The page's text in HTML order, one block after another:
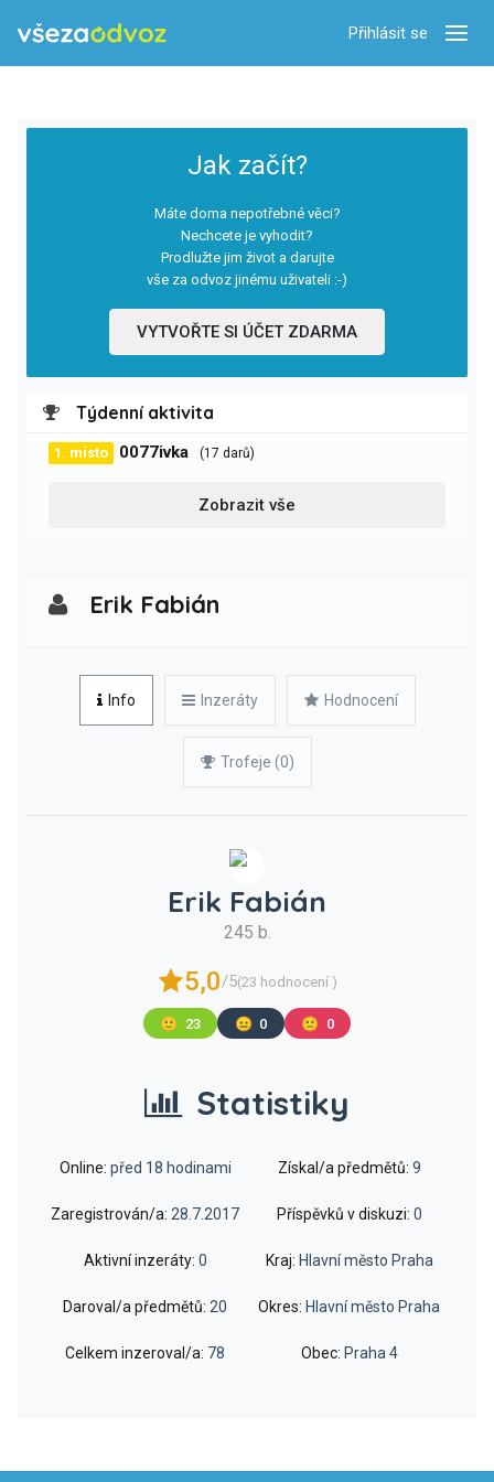
Přihlásit se
Jak začít?
Máte doma nepotřebné věci?
Nechcete je vyhodit?
Prodlužte jim život a darujte
vše za odvoz jinému uživateli :-)
VYTVOŘTE SI ÚČET ZDARMA
Týdenní aktivita
1. místo 0077ivka (17 darů)
Zobrazit vše
Erik Fabián
Info Inzeráty Hodnocení
Trofeje (0)
Erik Fabián
245 b.
5,0/5(23 hodnocení )
🙂 23 😐 0 🙁 0
Statistiky
Online: před 18 hodinami
Zaregistrován/a: 28.7.2017
Aktivní inzeráty: 0
Daroval/a předmětů: 20
Celkem inzeroval/a: 78
Získal/a předmětů: 9
Příspěvků v diskuzi: 0
Kraj: Hlavní město Praha
Okres: Hlavní město Praha
Obec: Praha 4